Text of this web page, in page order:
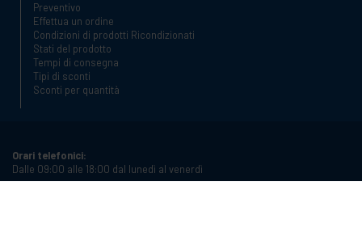
Preventivo
Effettua un ordine
Condizioni di prodotti Ricondizionati
Stati del prodotto
Tempi di consegna
Tipi di sconti
Sconti per quantità
Orari telefonici:
Dalle 09:00 alle 18:00 dal lunedì al venerdì